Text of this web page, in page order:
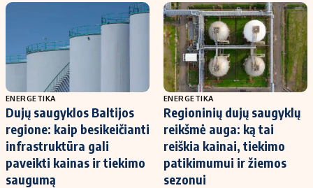
ENERGETIKA
Dujų saugyklos Baltijos
regione: kaip besikeičianti
infrastruktūra gali
paveikti kainas ir tiekimo
saugumą
ENERGETIKA
Regioninių dujų saugyklų
reikšmė auga: ką tai
reiškia kainai, tiekimo
patikimumui ir žiemos
sezonui